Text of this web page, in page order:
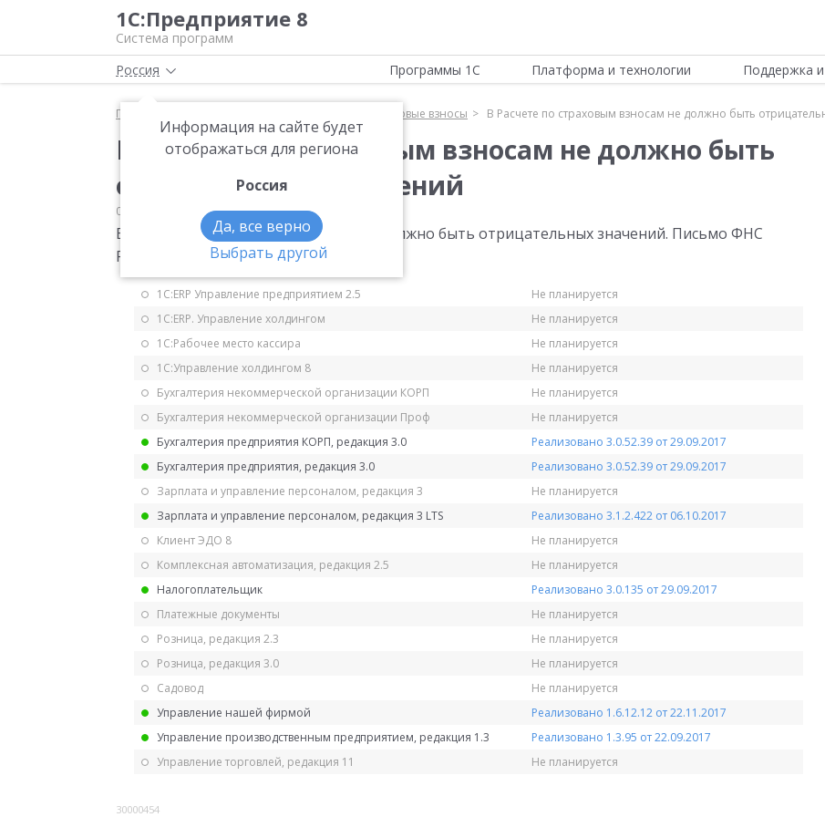
1С:Предприятие 8
Система программ
Россия
Информация на сайте будет
отображаться для региона
Россия
Да, все верно
Выбрать другой
Программы 1С Платформа и технологии Поддержка
Главная Страховые взносы В Расчете по страховым взносам не должно быть
В Расчете по страховым взносам не должно быть
отрицательных значений
05.09.2017 Страховые взносы
В Расчете по страховым взносам не должно быть отрицательных значений. Письмо ФНС
России от 24.08.2017 N БС-4-11/16793@.
1С:ERP Управление предприятием 2.5
Не планируется
1С:ERP. Управление холдингом
Не планируется
1С:Рабочее место кассира
Не планируется
1С:Управление холдингом 8
Не планируется
Бухгалтерия некоммерческой организации КОРП
Не планируется
Бухгалтерия некоммерческой организации Проф
Не планируется
Бухгалтерия предприятия КОРП, редакция 3.0
Реализовано 3.0.52.39 от 29.09.2017
Бухгалтерия предприятия, редакция 3.0
Реализовано 3.0.52.39 от 29.09.2017
Зарплата и управление персоналом, редакция 3
Не планируется
Зарплата и управление персоналом, редакция 3 LTS
Реализовано 3.1.2.422 от 06.10.2017
Клиент ЭДО 8
Не планируется
Комплексная автоматизация, редакция 2.5
Не планируется
Налогоплательщик
Реализовано 3.0.135 от 29.09.2017
Платежные документы
Не планируется
Розница, редакция 2.3
Не планируется
Розница, редакция 3.0
Не планируется
Садовод
Не планируется
Управление нашей фирмой
Реализовано 1.6.12.12 от 22.11.2017
Управление производственным предприятием, редакция 1.3
Реализовано 1.3.95 от 22.09.2017
Управление торговлей, редакция 11
Не планируется
30000454